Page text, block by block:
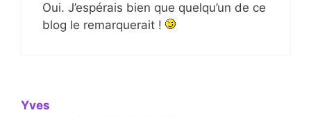
Oui. J’espérais bien que quelqu’un de ce
blog le remarquerait !
Yves